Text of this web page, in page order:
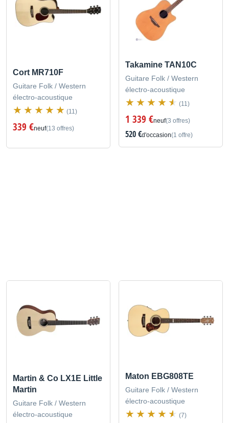
Cort MR710F
Guitare Folk / Western
électro-acoustique
(11)
339 €neuf(13 offres)
Takamine TAN10C
Guitare Folk / Western
électro-acoustique
(11)
1 339 €neuf(3 offres)
520 €d'occasion(1 offre)
Martin & Co LX1E Little
Martin
Guitare Folk / Western
électro-acoustique
Maton EBG808TE
Guitare Folk / Western
électro-acoustique
(7)